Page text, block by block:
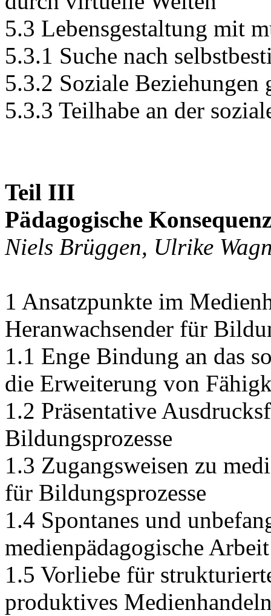
5.3 Lebensgestaltung mit
5.3.1 Suche nach
5.3.2 Soziale Beziehungen
5.3.3 Teilhabe an der
Teil III
Pädagogische
Niels Brüggen, Ulrike
1 Ansatzpunkte im
Heranwachsender für
1.1 Enge Bindung an das
die Erweiterung von
1.2 Präsentative
Bildungsprozesse
1.3 Zugangsweisen zu
für Bildungsprozesse
1.4 Spontanes und
medienpädagogische Arbeit
1.5 Vorliebe für
produktives